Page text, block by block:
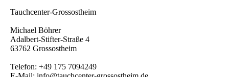
Tauchcenter-Grossostheim
Michael Böhrer
Adalbert-Stifter-Straße 4
63762 Grossostheim
Telefon: +49 175 7094249